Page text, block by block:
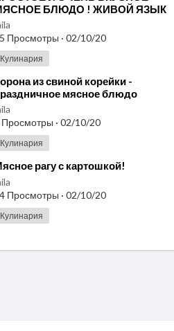
БЛЮДО ! ЖИВОЙ ЯЗЫК
Просмотры · 02/10/20
Кулинария
из свиной корейки -
мясное блюдо
Просмотры · 02/10/20
Кулинария
рагу с картошкой!
Просмотры · 02/10/20
Кулинария